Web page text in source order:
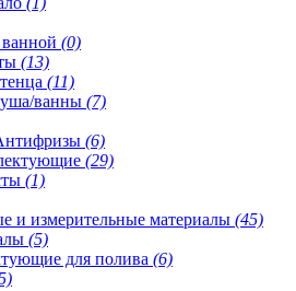
(0)
(13)
(11)
ванны (7)
(6)
(29)
(1)
и измерительные материалы (45)
(5)
для полива (6)